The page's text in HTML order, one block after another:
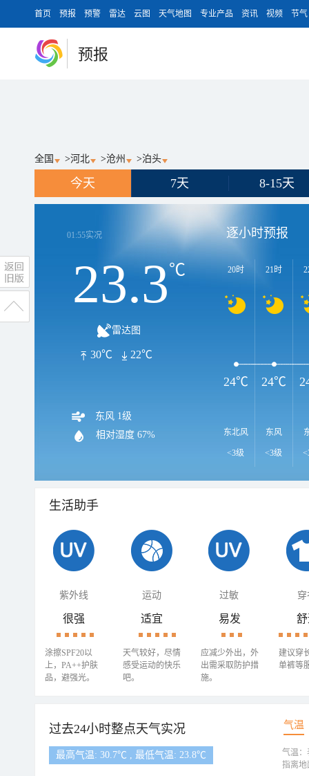
首页 预报 预警 雷达 云图 天气地图 专业产品 资讯 视频 节气
预报
全国 >河北 >沧州 >泊头
今天 7天 8-15天
01:55实况
23.3℃
雷达图
30℃ 22℃
东风 1级
相对湿度 67%
逐小时预报
20时
东北风
<3级
21时
东风
<3级
24℃ 24℃
生活助手
紫外线 运动 过敏 穿
很强
涂擦SPF20以
上，PA++护肤
品，避强光。
适宜
天气较好，尽情
感受运动的快乐
吧。
易发
应减少外出，外
出需采取防护措
施。
建议穿
单裤等
过去24小时整点天气实况 气温
最高气温: 30.7℃ , 最低气温: 23.8℃
气温：
指离地